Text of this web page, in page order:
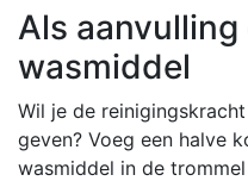
Als aanvulling
wasmiddel
Wil je de
geven? Voeg een halve
wasmiddel in de